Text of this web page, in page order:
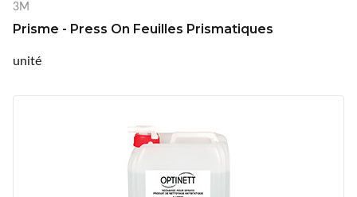
3M
Prisme - Press On Feuilles Prismatiques
unité